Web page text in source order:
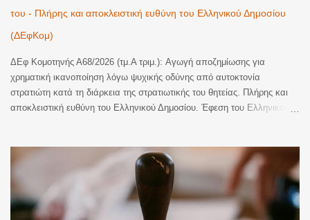
του - Πλήρης και αποκλειστική ευθύνη του Ελληνικού Δημοσίου
(ΔΕφΚομ)
ΔΕφ Κομοτηνής Α68/2026 (τμ.Α τριμ.): Αγωγή αποζημίωσης για
χρηματική ικανοποίηση λόγω ψυχικής οδύνης από αυτοκτονία
στρατιώτη κατά τη διάρκεια της στρατιωτικής του θητείας. Πλήρης και
αποκλειστική ευθύνη του Ελληνικού Δημοσίου. Έφεση του Ελληνικού
αγωγή αποζημίωσης για χρηματική ικανοποίηση λόγω ψυχικής οδύνης
και αναγνωρίστηκε η υποχρέωση του εκκαλούντος Δημοσίου να
καταβάλει στην εφεσίβλητη το συνολικό ποσό των 110.000€ (70.000€
ατομικά και 40.000€ ως μοναδική κληρονόμο των αποβιωσάντων
γονέων της, ήτοι 20.000€ για λογαριασμό εκάστου), ως εύλογη